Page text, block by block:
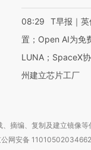
08:29
T早报｜
置；Open AI为免
LUNA；SpaceX
州建立芯片工厂
摘编、复制及建立镜像等
公网安备